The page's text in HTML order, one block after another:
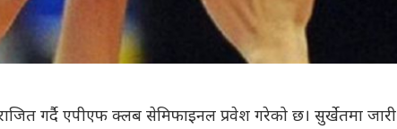
गर्दै एपीएफ क्लब सेमिफाइनल प्रवेश गरेको छ। सुर्खेतमा जारी